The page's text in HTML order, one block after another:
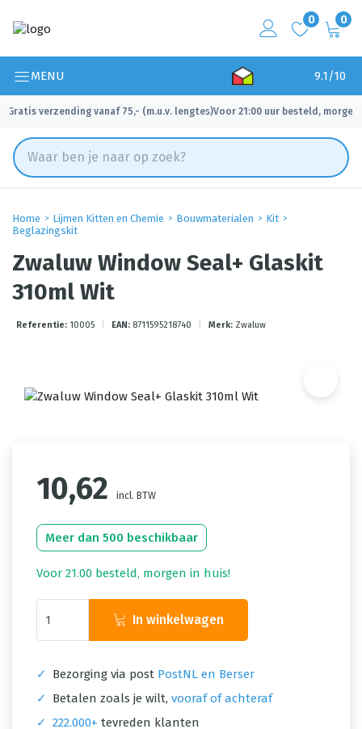
0 0
MENU 9.1/10
Gratis verzending vanaf 75,- (m.u.v. lengtes)
✓ Voor 21:00 uur besteld, morgen
Home Lijmen Kitten en Chemie Bouwmaterialen
Kit
Beglazingskit
Zwaluw Window Seal+ Glaskit
310ml Wit
Referentie: 10005 EAN: 8711595218740 Merk: Zwaluw
10,62 incl. BTW
Meer dan 500 beschikbaar
Voor 21.00 besteld, morgen in huis!
In winkelwagen
✓ Bezorging via post PostNL en Berser
✓
Betalen zoals je wilt, vooraf of achteraf
✓ 222.000+ tevreden klanten